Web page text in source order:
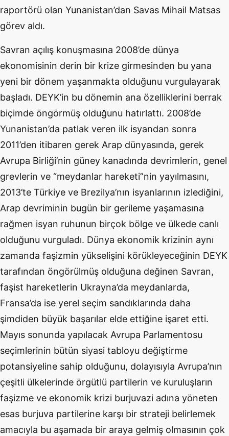
raportörü olan Yunanistan’dan Savas Mihail Matsas
görev aldı.
Savran açılış konuşmasına 2008’de dünya
ekonomisinin derin bir krize girmesinden bu yana
yeni bir dönem yaşanmakta olduğunu vurgulayarak
başladı. DEYK’in bu dönemin ana özelliklerini berrak
biçimde öngörmüş olduğunu hatırlattı. 2008’de
Yunanistan’da patlak veren ilk isyandan sonra
2011’den itibaren gerek Arap dünyasında, gerek
Avrupa Birliği’nin güney kanadında devrimlerin, genel
grevlerin ve “meydanlar hareketi”nin yayılmasını,
2013’te Türkiye ve Brezilya’nın isyanlarının izlediğini,
Arap devriminin bugün bir gerileme yaşamasına
rağmen isyan ruhunun birçok bölge ve ülkede canlı
olduğunu vurguladı. Dünya ekonomik krizinin aynı
zamanda faşizmin yükselişini körükleyeceğinin DEYK
tarafından öngörülmüş olduğuna değinen Savran,
faşist hareketlerin Ukrayna’da meydanlarda,
Fransa’da ise yerel seçim sandıklarında daha
şimdiden büyük başarılar elde ettiğine işaret etti.
Mayıs sonunda yapılacak Avrupa Parlamentosu
seçimlerinin bütün siyasi tabloyu değiştirme
potansiyeline sahip olduğunu, dolayısıyla Avrupa’nın
çeşitli ülkelerinde örgütlü partilerin ve kuruluşların
faşizme ve ekonomik krizi burjuvazi adına yöneten
esas burjuva partilerine karşı bir strateji belirlemek
amacıyla bu aşamada bir araya gelmiş olmasının çok